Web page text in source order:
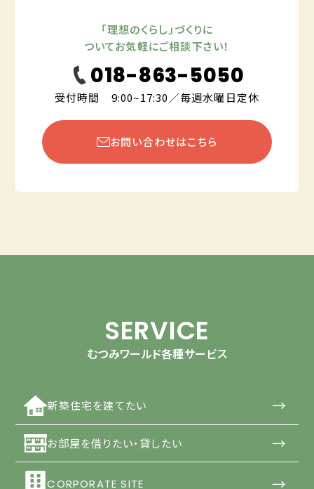
「理想のくらし」づくりに
ついてお気軽にご相談下さい！
018-863-5050
受付時間 9:00~17:30／毎週水曜日定休
お問い合わせはこちら
SERVICE
むつみワールド各種サービス
新築住宅を建てたい →
お部屋を借りたい・貸したい →
CORPORATE SITE →